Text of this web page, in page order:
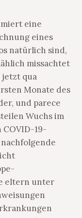
eine
eines
natürlich sind,
missachtet
qua
Monate des
und parece
Wuchs im
19-
eltern unter